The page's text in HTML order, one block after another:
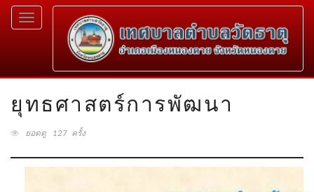
Toggle
navigation
ยุทธศาสตร์การพัฒนา
ยอดดู 127 ครั้ง